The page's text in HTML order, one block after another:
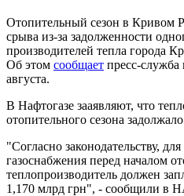
Отопительный сезон в Кривом
срыва из-за задолженности
производителей тепла города
Об этом сообщает пресс-
августа.
В Нафтогазе зааявляют, что
отопительного сезона
"Согласно законодательству,
газоснабжения перед началом
теплопроизводитель должен
1,170 млрд грн", - сообщили в